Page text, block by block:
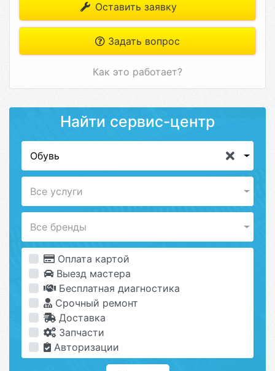
Оставить заявку
Задать вопрос
Как это работает?
Найти сервис-центр
Обувь
Все услуги
Все бренды
Оплата картой
Выезд мастера
Бесплатная диагностика
Срочный ремонт
Доставка
Запчасти
Авторизации